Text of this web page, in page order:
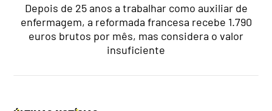
Depois de 25 anos a trabalhar como auxiliar de
enfermagem, a reformada francesa recebe 1.790
euros brutos por mês, mas considera o valor
insuficiente